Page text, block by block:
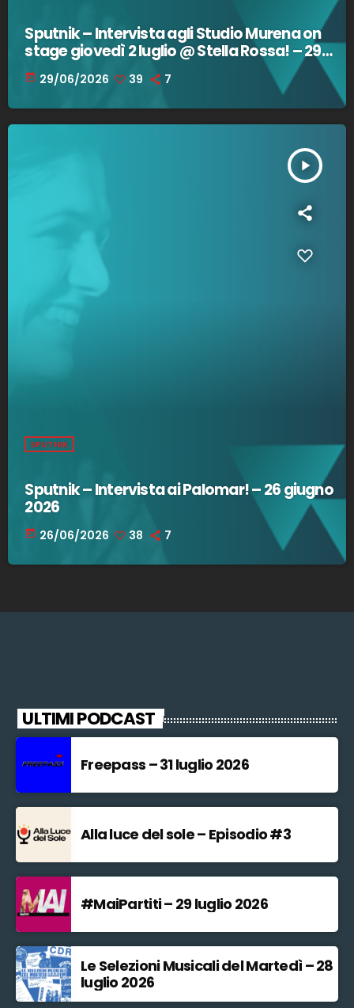
Sputnik – Intervista agli Studio Murena on
stage giovedì 2 luglio @ Stella Rossa! – 29
giugno 2026
today 29/06/2026 39 7
play_arrow
SPUTNIK
Sputnik – Intervista ai Palomar! – 26 giugno
2026
today 26/06/2026 38 7
ULTIMI PODCAST
Freepass – 31 luglio 2026
Alla luce del sole – Episodio #3
#MaiPartiti – 29 luglio 2026
Le Selezioni Musicali del Martedì – 28
luglio 2026